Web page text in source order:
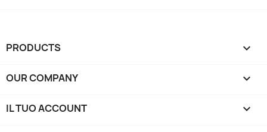
PRODUCTS 
OUR COMPANY 
IL TUO ACCOUNT 